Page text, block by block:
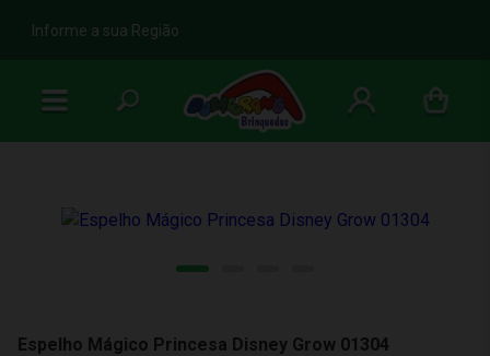
b
Informe a sua Região
Espelho Mágico Princesa Disney Grow 01304